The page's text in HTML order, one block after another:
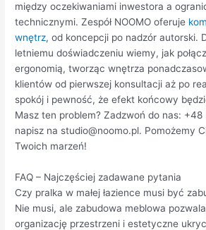
między oczekiwaniami inwestora a
technicznymi. Zespół NOOMO oferuje
wnętrz, od koncepcji po nadzór autorski.
letniemu doświadczeniu wiemy, jak
ergonomią, tworząc wnętrza
klientów od pierwszej konsultacji aż po
spokój i pewność, że efekt końcowy
Masz ten problem? Zadzwoń do nas:
napisz na studio@noomo.pl. Pomożemy
Twoich marzeń!
FAQ – Najczęściej zadawane pytania
Czy pralka w małej łazience musi być
Nie musi, ale zabudowa meblowa
organizację przestrzeni i estetyczne